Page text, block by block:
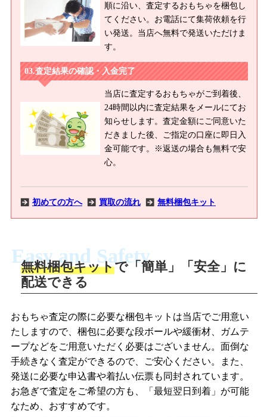
順に沿い、査定するおもちゃを梱包し
てください。お電話にて集荷依頼を行
い発送。当店へ無料で発送いただけま
す。
査定結果の確認・入金完了
当店に査定するおもちゃがご到着後、
24時間以内に査定結果をメールにてお
知らせします。査定金額にご同意いた
だきました後、ご指定の口座に即日入
金可能です。※返送の場合も無料で安
心。
初めての方へ 買取の流れ 無料梱包キット
商品撮影
商品を撮影して、査定フォームから画像
を送信します。
梱包キットをメールで申し込み
査定結果をメールで確認し、梱包キット
を申し込みます。梱包キットは送料無料
LINEの友だち追加・査定画像を送信
「ジョニージョイLINE査定」を友だちに
追加し、スマートフォンなどのカメラで
撮影したおもちゃの写真をトーク中に送
信します。
梱包キットをLINEで申し込み
査定結果をLINEで確認し、梱包キットを
Easy and Safety
無料梱包キットで「簡単」「安全」に
配送できる
おもちゃ査定の際に必要な梱包キットは当店でご用意い
たしますので、梱包に必要な段ボールや緩衝材、ガムテ
ープなどをご用意いただく必要はございません。面倒な
手続きなく査定ができるので、ご安心ください。また、
発送に必要な申込書や着払い伝票も同封されています。
お急ぎで査定をご希望の方も、「最短翌日到着」が可能
なため、おすすめです。